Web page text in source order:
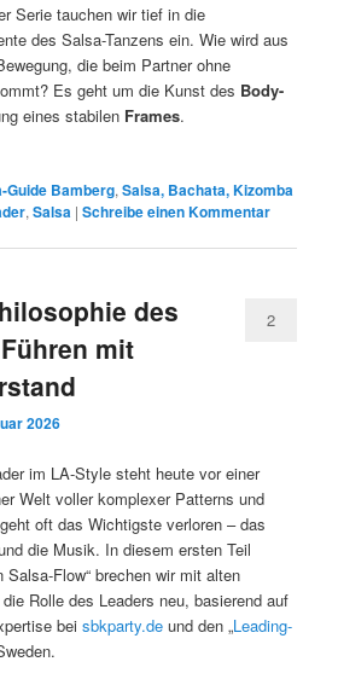
Serie tauchen wir tief in die
des Salsa-Tanzens ein. Wie wird aus
die beim Partner ohne
Es geht um die Kunst des Body-
eines stabilen Frames.
Guide Bamberg,Salsa, Bachata, Kizomba
,Salsa |Schreibe einen Kommentar
des
mit
2026
2
im LA-Style steht heute vor einer
Welt voller komplexer Patterns und
oft das Wichtigste verloren – das
die Musik. In diesem ersten Teil
Salsa-Flow“ brechen wir mit alten
Rolle des Leaders neu, basierend auf
beisbkparty.de und den „Leading-